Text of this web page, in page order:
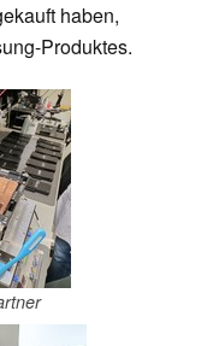
haben,
Produktes.